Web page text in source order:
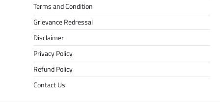
Terms and Condition
Grievance Redressal
Disclaimer
Privacy Policy
Refund Policy
Contact Us